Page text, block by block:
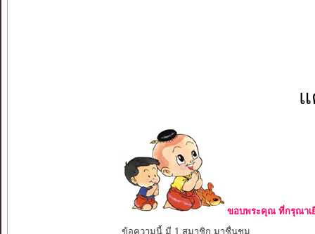
ขอบพระคุณ ที่กรุณาเ
ข้อความนี้ มี 1 สมาชิก มาชื่นชม